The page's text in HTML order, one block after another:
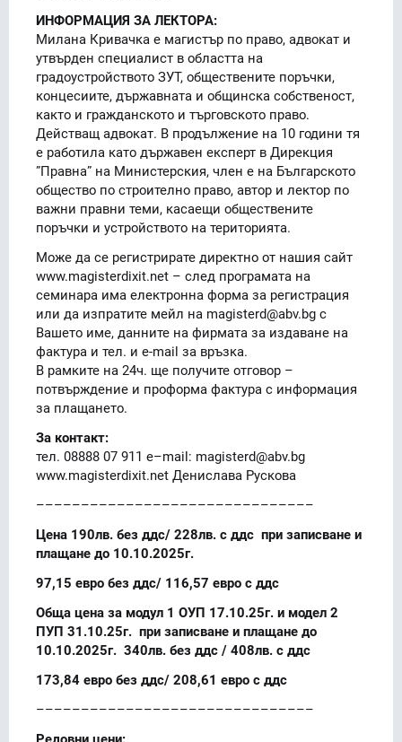
ИНФОРМАЦИЯ ЗА ЛЕКТОРА:
Милана Кривачка е магистър по право, адвокат и
утвърден специалист в областта на
градоустройството ЗУТ, обществените поръчки,
концесиите, държавната и общинска собственост,
както и гражданското и търговското право.
Действащ адвокат. В продължение на 10 години тя
е работила като държавен експерт в Дирекция
”Правна” на Министерския, член е на Българското
общество по строително право, автор и лектор по
важни правни теми, касаещи обществените
поръчки и устройството на територията.
Може да се регистрирате директно от нашия сайт
www.magisterdixit.net – след програмата на
семинара има електронна форма за регистрация
или да изпратите мейл на magisterd@abv.bg с
Вашето име, данните на фирмата за издаване на
фактура и тел. и e-mail за връзка.
В рамките на 24ч. ще получите отговор –
потвърждение и проформа фактура с информация
за плащането.
За контакт:
тел. 08888 07 911 е–mail: magisterd@abv.bg
www.magisterdixit.net Денислава Рускова
–––––––––––––––––––––––––––––––
Цена 190лв. без ддс/ 228лв. с ддс при записване и
плащане до 10.10.2025г.
97,15 евро без ддс/ 116,57 евро с ддс
Обща цена за модул 1 ОУП 17.10.25г. и модел 2
ПУП 31.10.25г. при записване и плащане до
10.10.2025г. 340лв. без ддс / 408лв. с ддс
173,84 евро без ддс/ 208,61 евро с ддс
–––––––––––––––––––––––––––––––
Редовни цени: